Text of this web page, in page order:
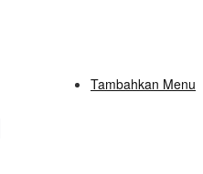
Tambahkan Menu